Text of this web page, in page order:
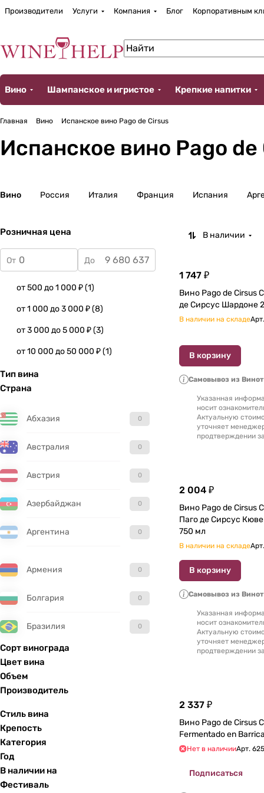
Производители Услуги Компания Блог Корпоративным
Вино Шампанское и игристое Крепкие напитки
Главная Вино Испанское вино Pago de Cirsus
Испанское вино Pago de
Вино Россия Италия Франция Испания
Розничная цена
От До
от 500 до 1 000 ₽(1)
от 1 000 до 3 000 ₽(8)
от 3 000 до 5 000 ₽(3)
от 10 000 до 50 000 ₽(1)
Тип вина
Страна
Абхазия 0
Австралия 0
Австрия 0
Азербайджан 0
Аргентина 0
Армения 0
Болгария 0
Бразилия 0
Великобритания
Гватемала
Германия
Греция
Сорт винограда
Цвет вина
Объем
Производитель
Стиль вина
Крепость
Категория
Год
В наличии на
Фестиваль
В наличии
1 747 ₽
Вино Pago de Cirsus Chardonnay Паго
де Сирсус Шардоне
В наличии на складеАрт.
В корзину
Самовывоз из
Указанная
носит
Актуальную
уточняет
продтверждении
2 004 ₽
Вино Pago de Cirsus
Паго де Сирсус Кюве
750 мл
В наличии на складеАрт.
В корзину
Самовывоз из
Указанная
носит
Актуальную
уточняет
продтверждении
2 337 ₽
Вино Pago de Cirsus
Нет в наличииАрт.
Подписаться